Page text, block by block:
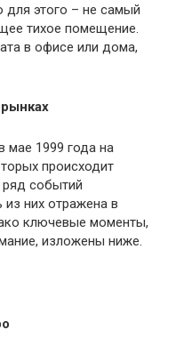
для этого – не самый
тихое помещение.
в офисе или дома,
мае 1999 года на
происходит
событий
из них отражена в
ключевые моменты,
изложены ниже.